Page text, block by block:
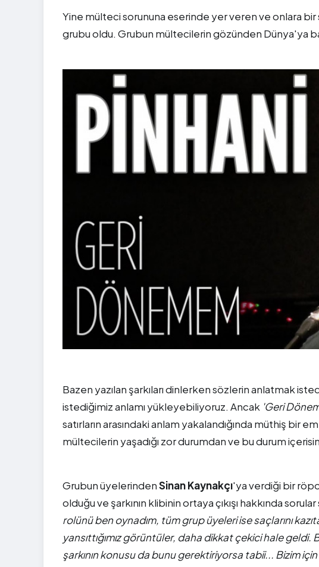
Yine mülteci sorununa eserinde yer veren ve onlara bir
grubu oldu. Grubun mültecilerin gözünden Dünya'ya
Bazen yazılan şarkıları dinlerken sözlerin anlatmak
istediğimiz anlamı yükleyebiliyoruz. Ancak 'Geri
satırların arasındaki anlam yakalandığında müthiş
mültecilerin yaşadığı zor durumdan ve bu durum
Grubun üyelerindenSinan Kaynakçı'ya verdiği bir
olduğu ve şarkının klibinin ortaya çıkışı hakkında
rolünü ben oynadım, tüm grup üyeleri ise saçlarını
yansıttığımız görüntüler, daha dikkat çekici hale
şarkının konusu da bunu gerektiriyorsa tabii... Bizim